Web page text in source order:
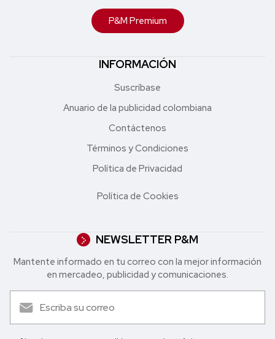
P&M Premium
INFORMACIÓN
Suscríbase
Anuario de la publicidad colombiana
Contáctenos
Términos y Condiciones
Política de Privacidad
Política de Cookies
NEWSLETTER P&M
Mantente informado en tu correo con la mejor in formación
en mercadeo, publicidad y comunicaciones.